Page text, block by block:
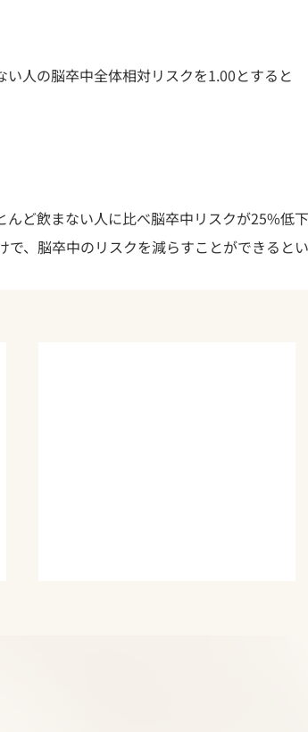
い人の脳卒中全体相対リスクを1.00とすると
ど飲まない人に比べ脳卒中リスクが25%低下
で、脳卒中のリスクを減らすことができると